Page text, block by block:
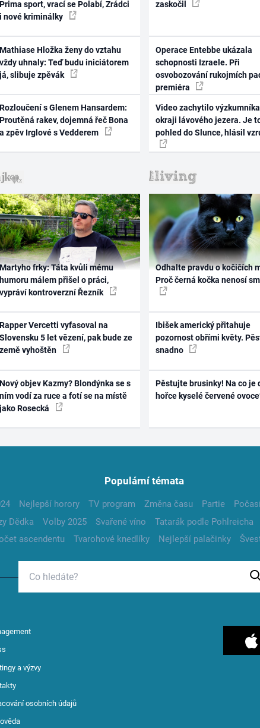
Prima sport, vrací se Polabí, Zrádci
i nové kriminálky
Mathiase Hložka ženy do vztahu
vždy uhnaly: Teď budu iniciátorem
já, slibuje zpěvák
Rozloučení s Glenem Hansardem:
Proutěná rakev, dojemná řeč Bona
a zpěv Irglové s Vedderem
zaskočil
Operace Entebbe ukázala
schopnosti Izraele. Při
osvobozování rukojmích
premiéra
Video zachytilo
okraji lávového jezera. Je
pohled do Slunce, hlásil
Martyho frky: Táta kvůli mému
humoru málem přišel o práci,
vypráví kontroverzní Řezník
Rapper Vercetti vyfasoval na
Slovensku 5 let vězení, pak bude ze
země vyhoštěn
Nový objev Kazmy? Blondýnka se s
ním vodí za ruce a fotí se na místě
jako Rosecká
Odhalte pravdu o kočičích
Proč černá kočka nenosí
Ibišek americký přitahuje
pozornost obřími květy.
snadno
Pěstujte brusinky! Na co je
hořce kyselé červené
Populární témata
Nejlepší horory TV program Změna času Partie
Dědka Volby 2025 Svařené víno Tatarák podle Pohlreicha
ascendentu
Tvarohové knedlíky Nejlepší palačinky
a výzvy
osobních údajů